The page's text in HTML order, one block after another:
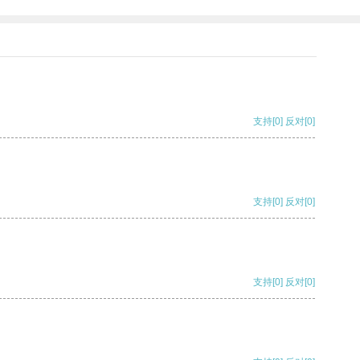
支持[0] 反对[0]
支持[0] 反对[0]
支持[0] 反对[0]